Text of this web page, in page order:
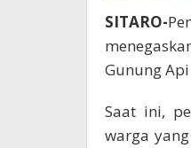
SITARO-
Gunung
Saat ini,
warga